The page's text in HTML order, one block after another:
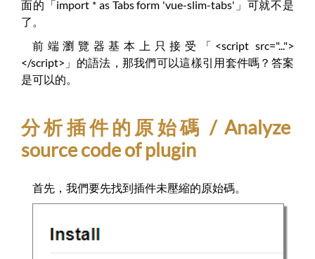
面的「import * as Tabs form 'vue-slim-tabs'」可就不是
了。
前端瀏覽器基本上只接受「<script src="...">
</script>」的語法，那我們可以這樣引用套件嗎？答案
是可以的。
分析插件的原始碼 / Analyze
source code of plugin
首先，我們要先找到插件未壓縮的原始碼。